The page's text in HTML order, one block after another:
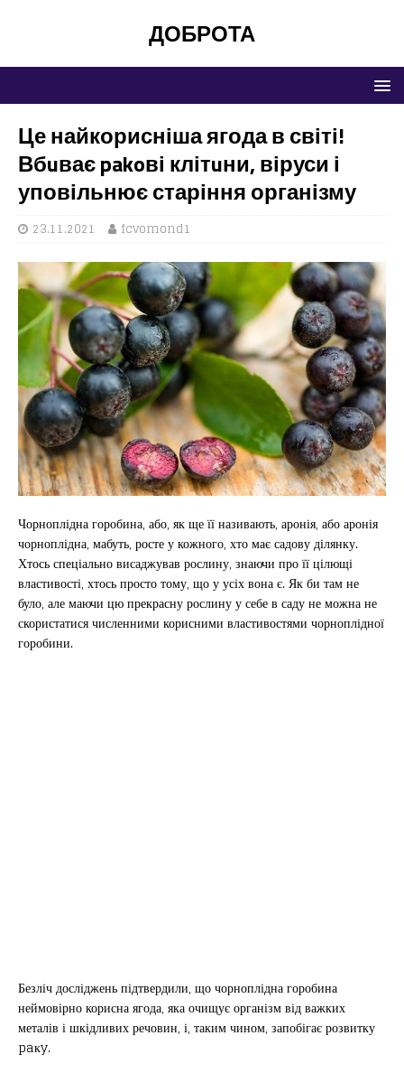
ДОБРОТА
Це найкорисніша ягода в світі!
Вбuває pakoві клітuни, віруси і
уповільнює старіння організму
23.11.2021 fcvomond1
Чорноплідна горобина, або, як ще її називають, аронія, або аронія
чорноплідна, мабуть, росте у кожного, хто має садову ділянку.
Хтось спеціально висаджував рослину, знаючи про її цілющі
властивості, хтось просто тому, що у усіх вона є. Як би там не
було, але маючи цю прекрасну рослину у себе в саду не можна не
скористатися численними корисними властивостями чорноплідної
горобини.
Безліч досліджень підтвердили, що чорноплідна горобина
неймовірно корисна ягода, яка очищує організм від важких
металів і шкідливих речовин, і, таким чином, запобігає розвитку
paкy.